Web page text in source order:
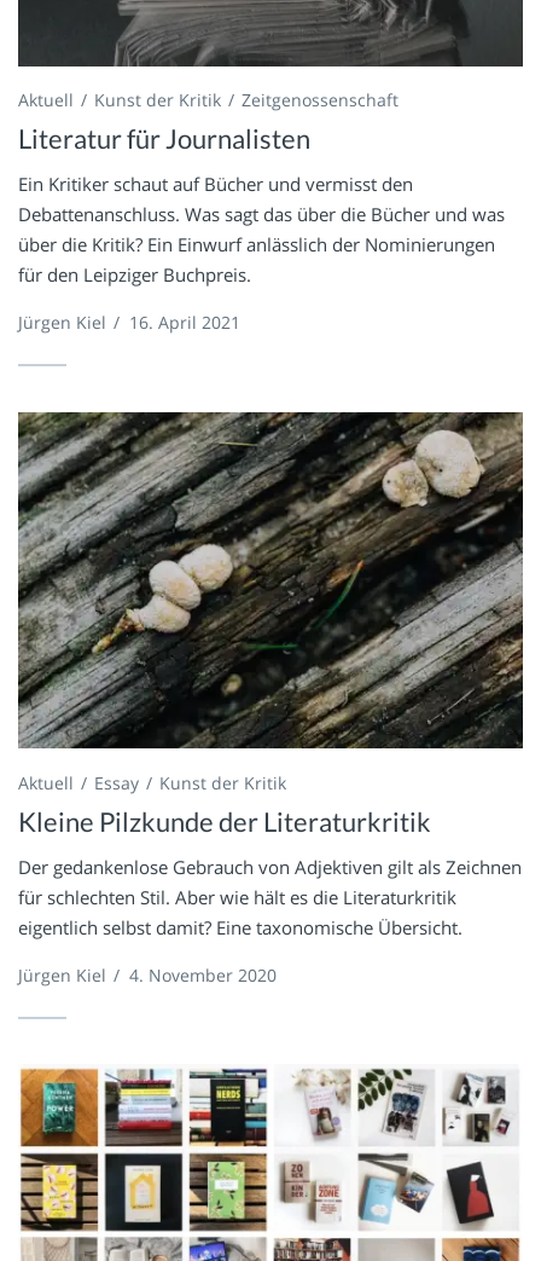
Aktuell Kunst der Kritik Zeitgenossenschaft
Literatur für Journalisten
Ein Kritiker schaut auf Bücher und vermisst den
Debattenanschluss. Was sagt das über die Bücher und was
über die Kritik? Ein Einwurf anlässlich der Nominierungen
für den Leipziger Buchpreis.
Jürgen Kiel / 16. April 2021
Aktuell Essay Kunst der Kritik
Kleine Pilzkunde der Literaturkritik
Der gedankenlose Gebrauch von Adjektiven gilt als Zeichnen
für schlechten Stil. Aber wie hält es die Literaturkritik
eigentlich selbst damit? Eine taxonomische Übersicht.
Jürgen Kiel / 4. November 2020